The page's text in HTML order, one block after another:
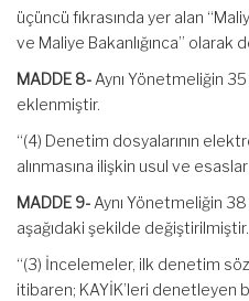
üçüncü fıkrasında yer alan
ve Maliye Bakanlığınca” olarak
MADDE 8- Aynı Yönetmeliğin
eklenmiştir.
“(4) Denetim dosyalarının
alınmasına ilişkin usul ve
MADDE 9- Aynı Yönetmeliğin
aşağıdaki şekilde değiştirilmiştir.
“(3) İncelemeler, ilk denetim
itibaren; KAYİK’leri denetleyen